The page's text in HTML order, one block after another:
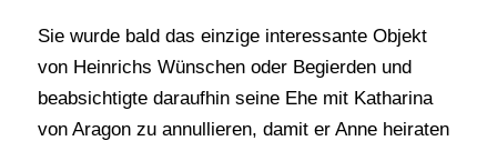
Sie wurde bald das einzige interessante Objekt
von Heinrichs Wünschen oder Begierden und
beabsichtigte daraufhin seine Ehe mit Katharina
von Aragon zu annullieren, damit er Anne heiraten